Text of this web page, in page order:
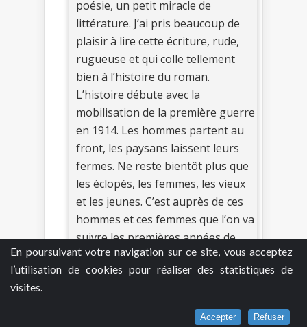
En poursuivant votre navigation sur ce site, vous acceptez
l’utilisation de cookies pour réaliser des statistiques de
visites.
Accepter Refuser
poésie, un petit miracle de
littérature. J’ai pris beaucoup de
plaisir à lire cette écriture, rude,
rugueuse et qui colle tellement
bien à l’histoire du roman.
L’histoire débute avec la
mobilisation de la première guerre
en 1914. Les hommes partent au
front, les paysans laissent leurs
fermes. Ne reste bientôt plus que
les éclopés, les femmes, les vieux
et les jeunes. C’est auprès de ces
hommes et ces femmes que l’on va
suivre les premières années de
guerre au fil des mois. C’est un
roman noir du terroir, rural
C’est dur, terrible et tellement